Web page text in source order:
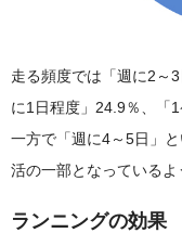
走る頻度では「週に2～
に1日程度」24.9％、「
一方で「週に4～5日」
活の一部となっているよ
ランニングの効果